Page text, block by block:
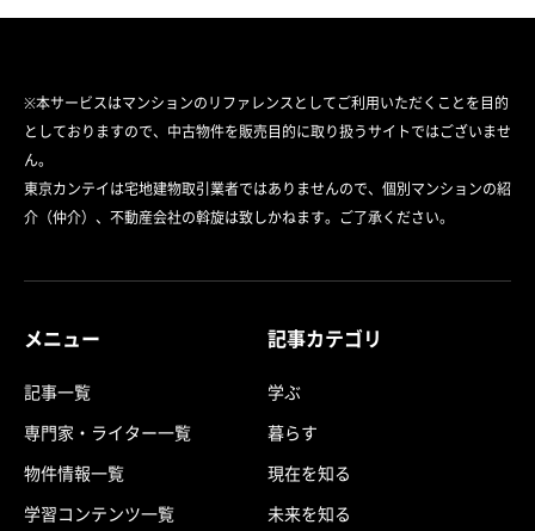
※本サービスはマンションのリファレンスとしてご利用いただくことを目的
としておりますので、中古物件を販売目的に取り扱うサイトではございませ
ん。
東京カンテイは宅地建物取引業者ではありませんので、個別マンションの紹
介（仲介）、不動産会社の斡旋は致しかねます。ご了承ください。
メニュー
記事一覧
専門家・ライター一覧
物件情報一覧
学習コンテンツ一覧
記事カテゴリ
学ぶ
暮らす
現在を知る
未来を知る